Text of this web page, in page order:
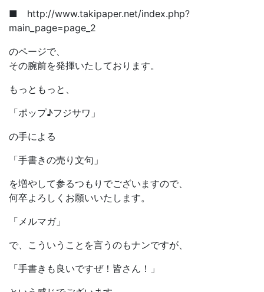
■ http://www.takipaper.net/index.php?
main_page=page_2
のページで、
その腕前を発揮いたしております。
もっともっと、
「ポップ♪フジサワ」
の手による
「手書きの売り文句」
を増やして参るつもりでございますので、
何卒よろしくお願いいたします。
「メルマガ」
で、こういうことを言うのもナンですが、
「手書きも良いですぜ！皆さん！」